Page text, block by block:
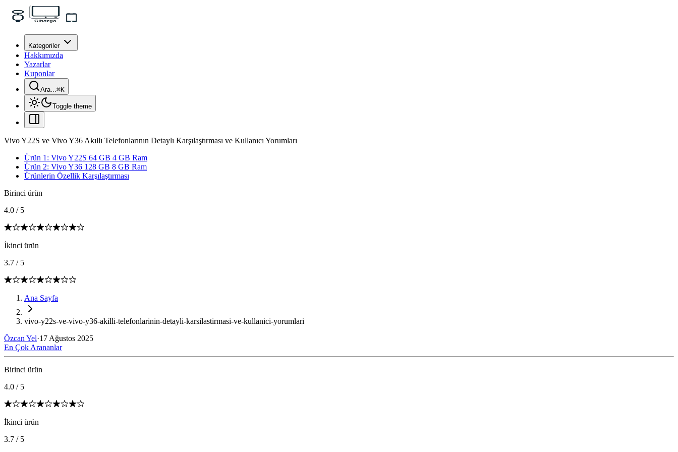
Kategoriler
Hakkımızda
Yazarlar
Kuponlar
Ara...⌘K
Toggle theme
Vivo Y22S ve Vivo Y36 Akıllı Telefonlarının Detaylı Karşılaştırması ve Kullanıcı Yorumları
Ürün 1: Vivo Y22S 64 GB 4 GB Ram
Ürün 2: Vivo Y36 128 GB 8 GB Ram
Ürünlerin Özellik Karşılaştırması
Birinci ürün
4.0 / 5
İkinci ürün
3.7 / 5
Ana Sayfa
vivo-y22s-ve-vivo-y36-akilli-telefonlarinin-detayli-karsilastirmasi-ve-kullanici-yorumlari
Özcan Yel·17 Ağustos 2025
En Çok Arananlar
Birinci ürün
4.0 / 5
İkinci ürün
3.7 / 5